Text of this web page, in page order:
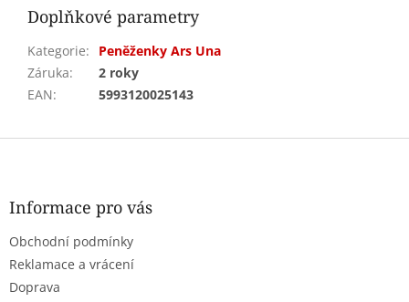
Doplňkové parametry
Kategorie:
Peněženky Ars Una
Záruka:
2 roky
EAN: 5993120025143
Z
Informace pro vás
Obchodní podmínky
Reklamace a vrácení
Doprava